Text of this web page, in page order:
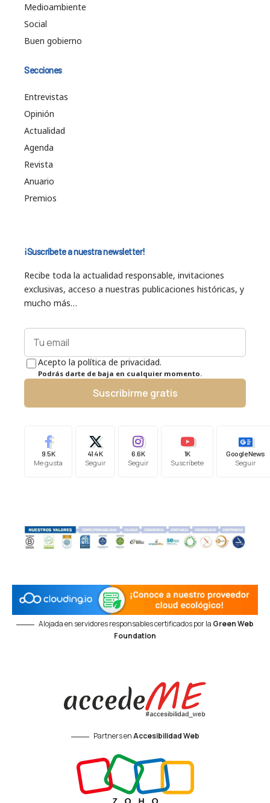
Medioambiente
Social
Buen gobierno
Secciones
Entrevistas
Opinión
Actualidad
Agenda
Revista
Anuario
Premios
¡Suscríbete a nuestra newsletter!
Recibe toda la actualidad responsable, invitaciones
exclusivas, acceso a nuestras publicaciones históricas, y
mucho más…
Acepto la política de privacidad.
Podrás darte de baja en cualquier momento.
Suscribirme gratis
9.5K
Me gusta
41.4K
Seguir
6.6K
Seguir
1K
Suscríbete
Google News
Seguir
Alojada en servidores responsables certificados por la Green Web
Foundation
Partners enAccesibilidad Web